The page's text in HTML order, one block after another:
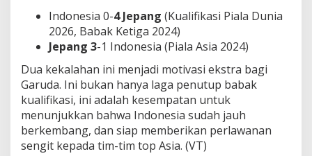
Indonesia 0-4 Jepang (Kualifikasi Piala Dunia
2026, Babak Ketiga 2024)
Jepang 3-1 Indonesia (Piala Asia 2024)
Dua kekalahan ini menjadi motivasi ekstra bagi
Garuda. Ini bukan hanya laga penutup babak
kualifikasi, ini adalah kesempatan untuk
menunjukkan bahwa Indonesia sudah jauh
berkembang, dan siap memberikan perlawanan
sengit kepada tim-tim top Asia. (VT)